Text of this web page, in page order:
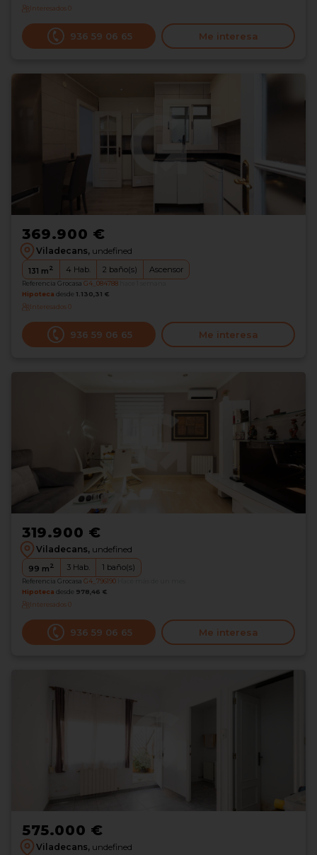
Interesados0
936 59 06 65 Me interesa
369.900 €
Viladecans, undefined
131 m2 4 Hab. 2 baño(s) Ascensor
Referencia Grocasa G4_084788
Hipoteca desde 1.130,31 €
Interesados0
936 59 06 65 Me interesa
319.900 €
Viladecans, undefined
99 m2 3 Hab. 1 baño(s)
Referencia Grocasa G4_796190
Hipoteca desde 978,46 €
Interesados0
936 59 06 65 Me interesa
575.000 €
Viladecans, undefined